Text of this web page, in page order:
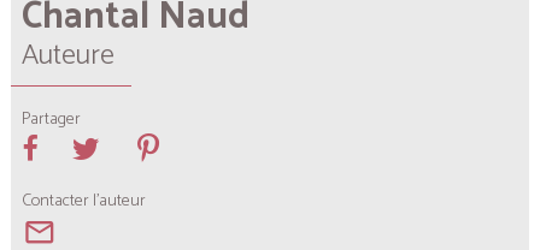
Chantal Naud
Auteure
Partager
Contacter l'auteur
mail_outline